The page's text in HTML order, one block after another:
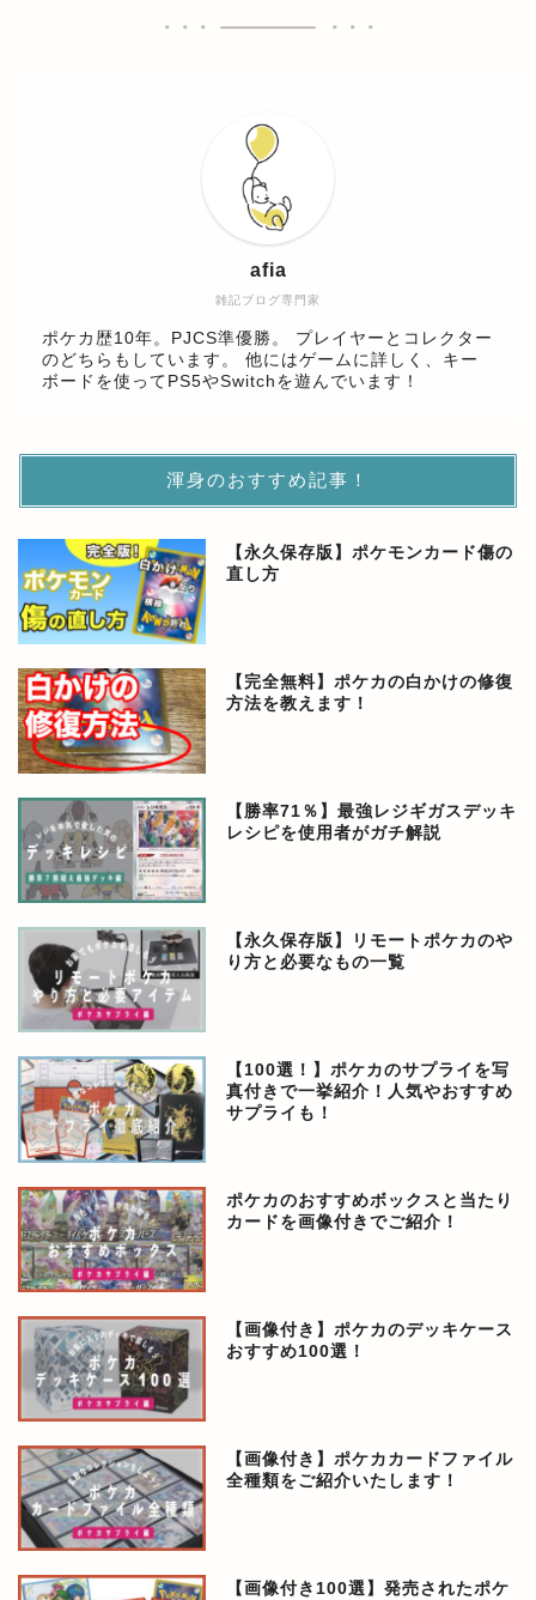
雑記ブログ専門家
afia
ポケカ歴10年。PJCS準優勝。 プレイヤーとコレクター
のどちらもしています。 他にはゲームに詳しく、キー
ボードを使ってPS5やSwitchを遊んでいます！
渾身のおすすめ記事！
【永久保存版】ポケモンカード傷の
直し方
【完全無料】ポケカの白かけの修復
方法を教えます！
【勝率71％】最強レジギガスデッキ
レシピを使用者がガチ解説
【永久保存版】リモートポケカのや
り方と必要なもの一覧
【100選！】ポケカのサプライを写
真付きで一挙紹介！人気やおすすめ
サプライも！
ポケカのおすすめボックスと当たり
カードを画像付きでご紹介！
【画像付き】ポケカのデッキケース
おすすめ100選！
【画像付き】ポケカカードファイル
全種類をご紹介いたします！
【画像付き100選】発売されたポケ